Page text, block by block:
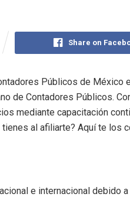
Share on
Públicos de México
de Contadores Públicos.
mediante capacitación
al afiliarte? Aquí te los
e internacional debido